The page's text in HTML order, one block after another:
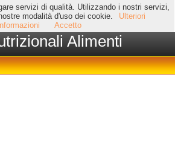
servizi di qualità. Utilizzando i nostri servizi,
modalità d'uso dei cookie.
Ulteriori
Accetto
Alimenti